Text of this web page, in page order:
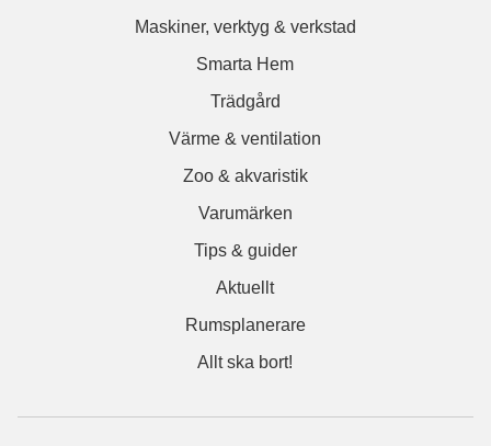
Maskiner, verktyg & verkstad
Smarta Hem
Trädgård
Värme & ventilation
Zoo & akvaristik
Varumärken
Tips & guider
Aktuellt
Rumsplanerare
Allt ska bort!